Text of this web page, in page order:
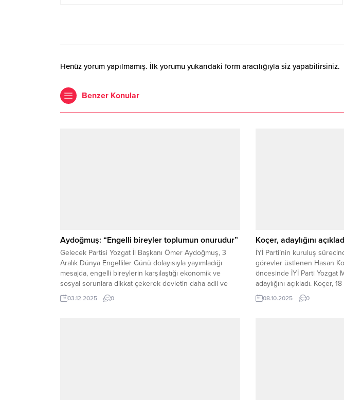
Henüz yorum yapılmamış. İlk yorumu yukarıdaki form aracılığıyla siz yapabilirsiniz.
Benzer Konular
Aydoğmuş: “Engelli bireyler toplumun onurudur”
Gelecek Partisi Yozgat İl Başkanı Ömer Aydoğmuş, 3
Aralık Dünya Engelliler Günü dolayısıyla yayımladığı
mesajda, engelli bireylerin karşılaştığı ekonomik ve
sosyal sorunlara dikkat çekerek devletin daha adil ve
kapsayıcı bir yaklaşım benimsemesi gerektiğini
vurguladı. İl Başkanı Aydoğmuş, engelli vatandaşların
03.12.2025 0
Koçer, adaylığını
İYİ Parti’nin kuruluş
görevler üstlenen Hasan
öncesinde İYİ Parti Yozgat
adaylığını açıkladı. Koçer,
Şahin Kültür Merkezi’nde
partililerden destek
08.10.2025 0